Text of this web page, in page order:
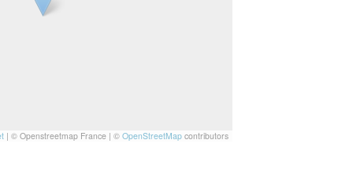
| © Openstreetmap France | © OpenStreetMapcontributors